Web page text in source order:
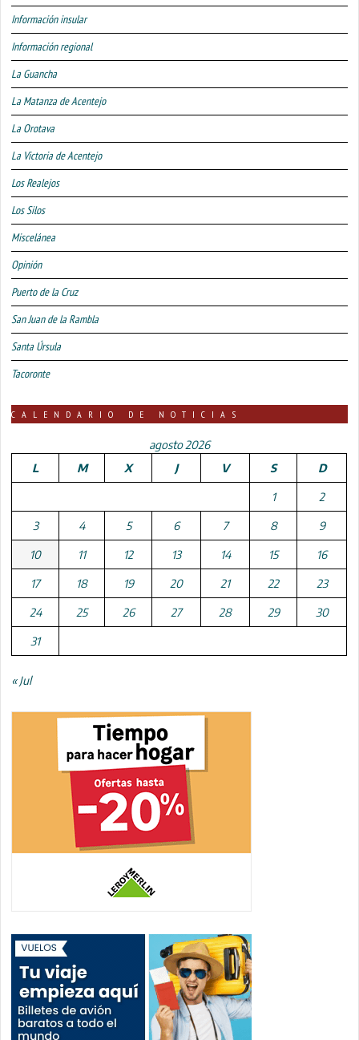
Información insular
Información regional
La Guancha
La Matanza de Acentejo
La Orotava
La Victoria de Acentejo
Los Realejos
Los Silos
Miscelánea
Opinión
Puerto de la Cruz
San Juan de la Rambla
Santa Úrsula
Tacoronte
CALENDARIO DE NOTICIAS
agosto 2026
L
M X J V S D
1 2
3 4 5 6 7 8 9
10 11 12 13 14 15 16
17 18 19 20 21 22 23
24 25 26 27 28 29 30
31
« Jul